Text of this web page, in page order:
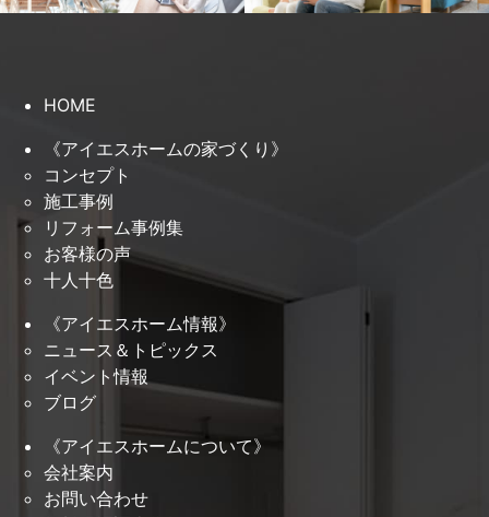
HOME
《アイエスホームの家づくり》
コンセプト
施工事例
リフォーム事例集
お客様の声
十人十色
《アイエスホーム情報》
ニュース＆トピックス
イベント情報
ブログ
《アイエスホームについて》
会社案内
お問い合わせ